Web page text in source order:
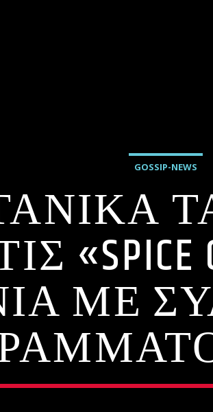
GOSSIP-NEWS
«SPICE
ΜΕ